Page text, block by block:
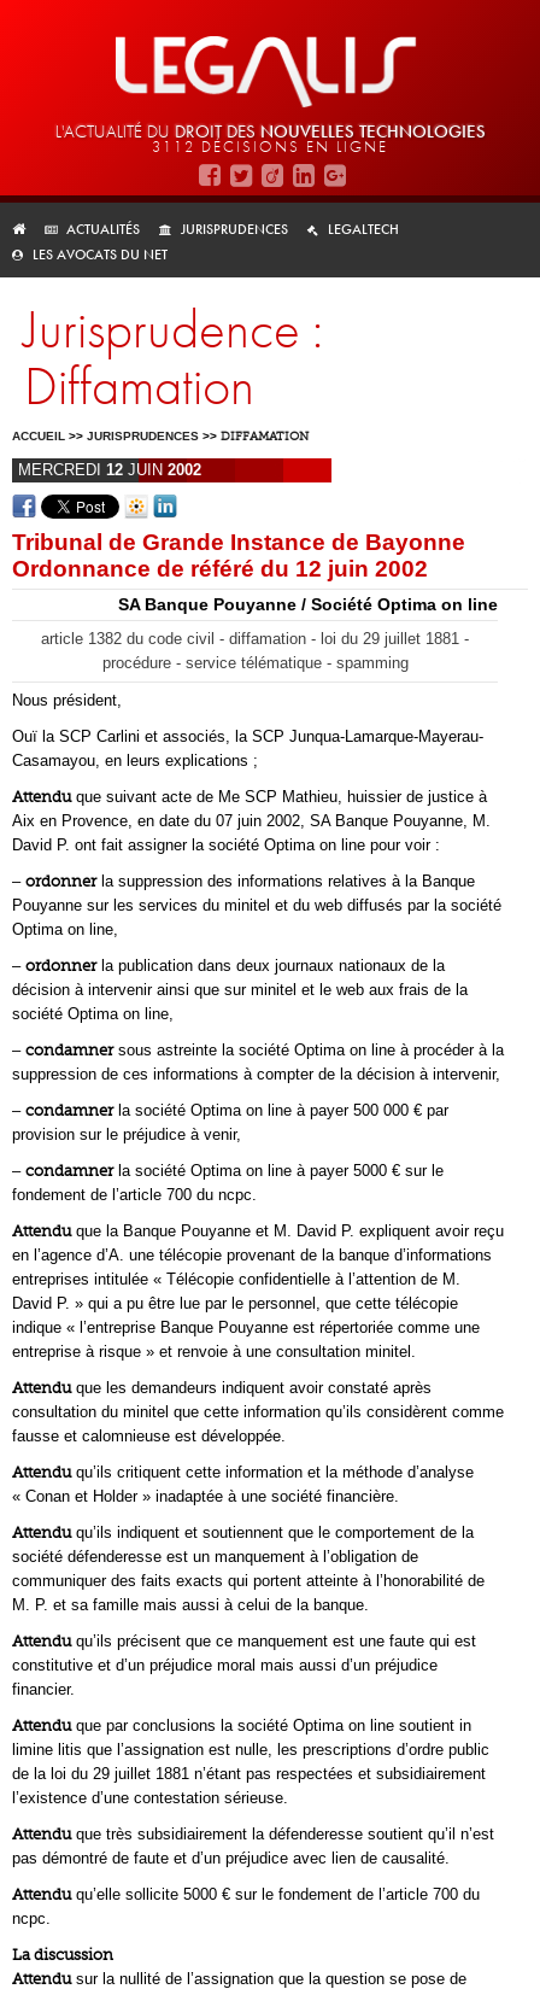
L'ACTUALITÉ DU DROIT DES NOUVELLES TECHNOLOGIES
3112 DÉCISIONS EN LIGNE
ACTUALITÉS JURISPRUDENCES
LEGALTECH
LES AVOCATS DU NET
Jurisprudence :
Diffamation
ACCUEIL >> JURISPRUDENCES >> DIFFAMATION
MERCREDI 12 JUIN 2002
Tribunal de Grande Instance de Bayonne
Ordonnance de référé du 12 juin 2002
SA Banque Pouyanne / Société Optima on line
article 1382 du code civil - diffamation - loi du 29 juillet 1881 -
procédure - service télématique - spamming
Nous président,
Ouï la SCP Carlini et associés, la SCP Junqua-Lamarque-Mayerau-
Casamayou, en leurs explications ;
Attenduque suivant acte de Me SCP Mathieu, huissier de justice à
Aix en Provence, en date du 07 juin 2002, SA Banque Pouyanne, M.
David P. ont fait assigner la société Optima on line pour voir :
– ordonnerla suppression des informations relatives à la Banque
Pouyanne sur les services du minitel et du web diffusés par la société
Optima on line,
– ordonnerla publication dans deux journaux nationaux de la
décision à intervenir ainsi que sur minitel et le web aux frais de la
société Optima on line,
– condamnersous astreinte la société Optima on line à procéder à la
suppression de ces informations à compter de la décision à intervenir,
– condamnerla société Optima on line à payer 500 000 € par
provision sur le préjudice à venir,
– condamnerla société Optima on line à payer 5000 € sur le
fondement de l’article 700 du ncpc.
Attenduque la Banque Pouyanne et M. David P. expliquent avoir reçu
en l’agence d’A. une télécopie provenant de la banque d’informations
entreprises intitulée « Télécopie confidentielle à l’attention de M.
David P. » qui a pu être lue par le personnel, que cette télécopie
indique « l’entreprise Banque Pouyanne est répertoriée comme une
entreprise à risque » et renvoie à une consultation minitel.
Attenduque les demandeurs indiquent avoir constaté après
consultation du minitel que cette information qu’ils considèrent comme
fausse et calomnieuse est développée.
Attenduqu’ils critiquent cette information et la méthode d’analyse
« Conan et Holder » inadaptée à une société financière.
Attenduqu’ils indiquent et soutiennent que le comportement de la
société défenderesse est un manquement à l’obligation de
communiquer des faits exacts qui portent atteinte à l’honorabilité de
M. P. et sa famille mais aussi à celui de la banque.
Attenduqu’ils précisent que ce manquement est une faute qui est
constitutive et d’un préjudice moral mais aussi d’un préjudice
financier.
Attenduque par conclusions la société Optima on line soutient in
limine litis que l’assignation est nulle, les prescriptions d’ordre public
de la loi du 29 juillet 1881 n’étant pas respectées et subsidiairement
l’existence d’une contestation sérieuse.
Attenduque très subsidiairement la défenderesse soutient qu’il n’est
pas démontré de faute et d’un préjudice avec lien de causalité.
Attenduqu’elle sollicite 5000 € sur le fondement de l’article 700 du
ncpc.
La discussion
Attendusur la nullité de l’assignation que la question se pose de